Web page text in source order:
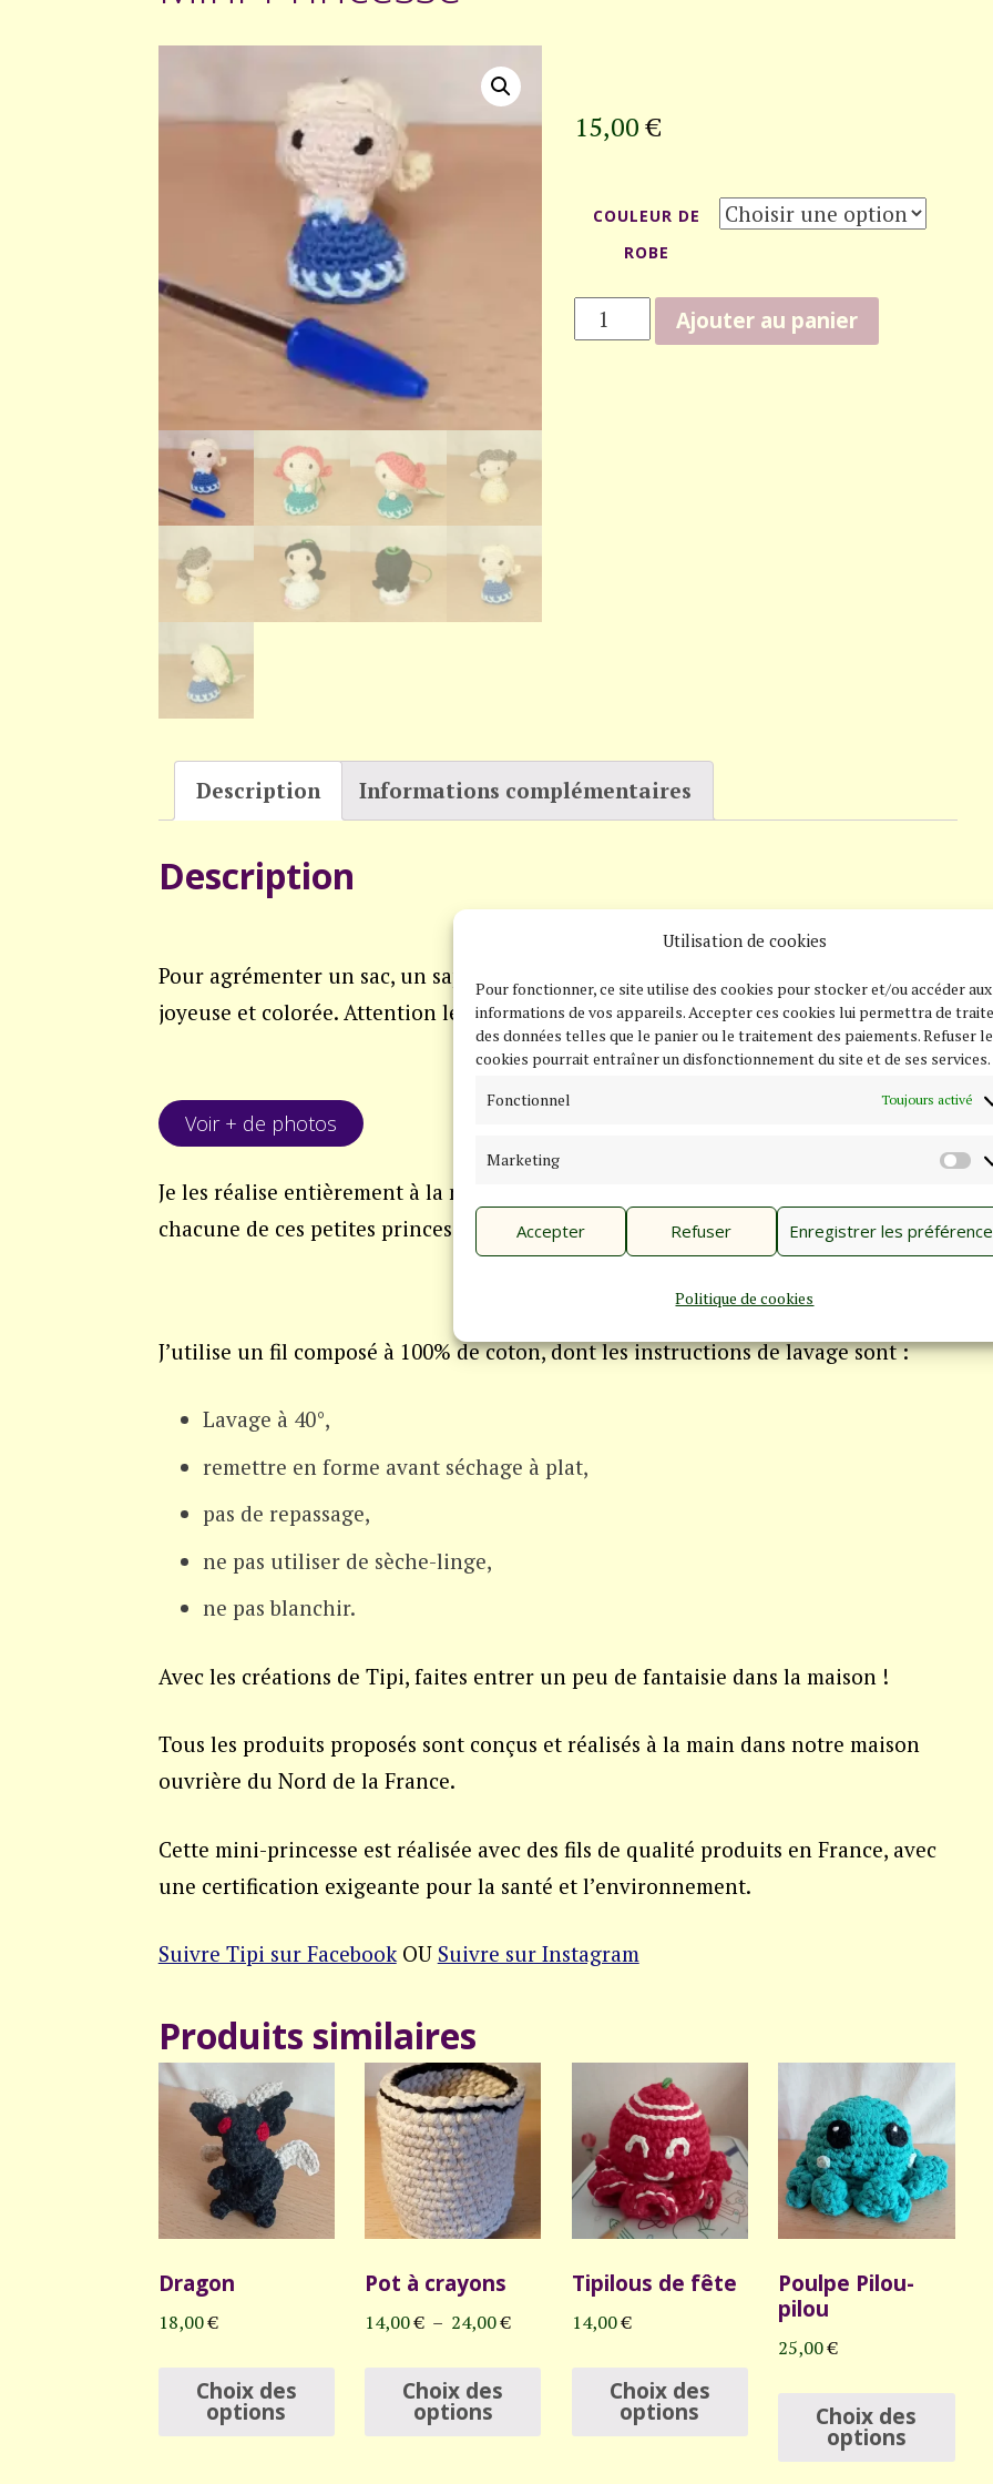
Utilisation de cookies
Pour fonctionner, ce site utilise des cookies pour stocker et/ou accéder aux
informations de vos appareils. Accepter ces cookies lui permettra de
des données telles que le panier ou le traitement des paiements. Refuser
cookies pourrait entraîner un disfonctionnement du site et de ses services.
Fonctionnel
Toujours activé
Marketing
Accepter Refuser Enregistrer les
Politique de cookies
15,00€
COULEUR DE
ROBE
QUANTITÉ
DE
Ajouter au panier
Description Informations complémentaires
Description
Pour agrémenter un sac, un sapin ou autre; tipi vous propose cette mini-princesse
joyeuse et colorée. Attention le stock ne sera pas renouvelé.
Voir + de photos
Je les réalise entièrement à la main et avec le plus grand soin. C’est pourquoi
chacune de ces petites princesses est unique.
J’utilise un fil composé à 100% de coton, dont les instructions de lavage sont :
Lavage à 40°,
remettre en forme avant séchage à plat,
pas de repassage,
ne pas utiliser de sèche-linge,
ne pas blanchir.
Avec les créations de Tipi, faites entrer un peu de fantaisie dans la maison !
Tous les produits proposés sont conçus et réalisés à la main dans notre maison
ouvrière du Nord de la France.
Cette mini-princesse est réalisée avec des fils de qualité produits en France, avec
une certification exigeante pour la santé et l’environnement.
Suivre Tipi sur FacebookOU Suivre sur Instagram
Produits similaires
Dragon
18,00€
Choix des
options
produit
Pot à crayons
14,00€ – 24,00€Plage
Choix des
options
produit
Tipilous de fête
14,00€
Choix des
options
Poulpe Pilou-
pilou
25,00€
Choix des
options